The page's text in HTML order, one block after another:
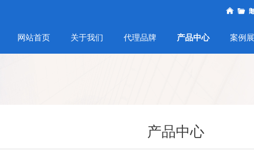
网站首页 关于我们 代理品牌 产品中心 案例
产品中心